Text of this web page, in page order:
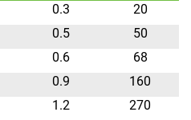
0.3
20
0.5
50
0.6
68
0.9
160
1.2
270